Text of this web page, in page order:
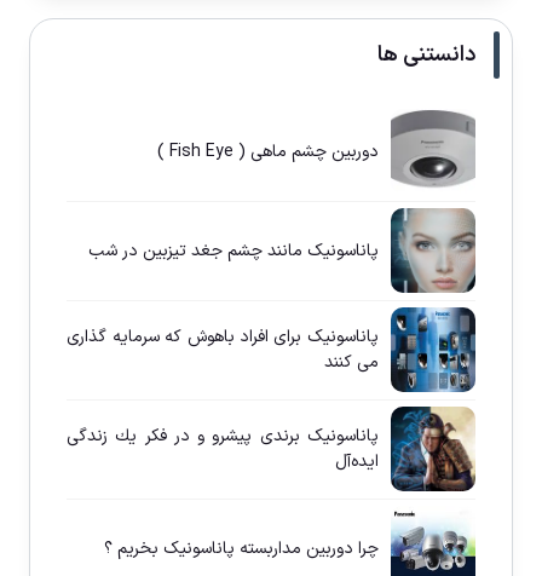
دانستنی ها
دوربین چشم ماهی ( Fish Eye )
پاناسونيک مانند چشم جغد تيزبين در شب
پاناسونيک برای افراد باهوش كه سرمايه گذاری
می كنند
پاناسونيک برندی پيشرو و در فكر يك زندگی
ايده‌آل
چرا دوربين مداربسته پاناسونيک بخريم ؟